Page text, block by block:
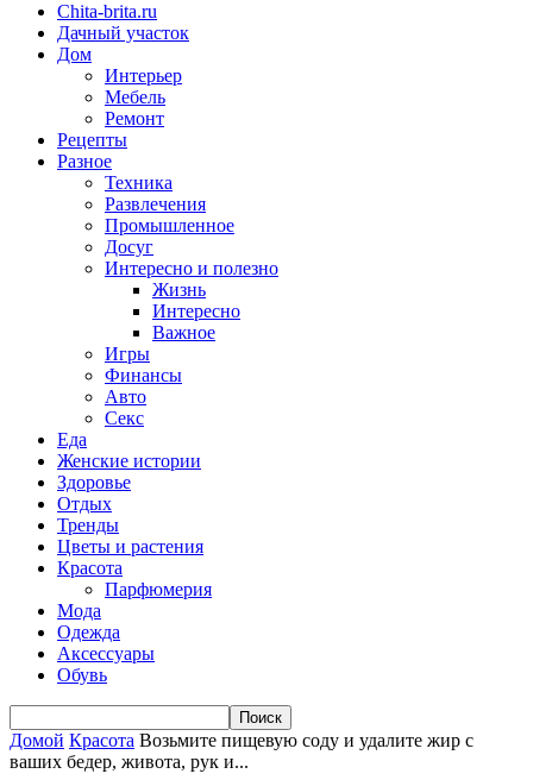
Chita-brita.ru
Дачный участок
Дом
Интерьер
Мебель
Ремонт
Рецепты
Разное
Техника
Развлечения
Промышленное
Досуг
Интересно и полезно
Жизнь
Интересно
Важное
Игры
Финансы
Авто
Секс
Еда
Женские истории
Здоровье
Отдых
Тренды
Цветы и растения
Красота
Парфюмерия
Мода
Одежда
Аксессуары
Обувь
Домой Красота Возьмите пищевую соду и удалите жир с
ваших бедер, живота, рук и...